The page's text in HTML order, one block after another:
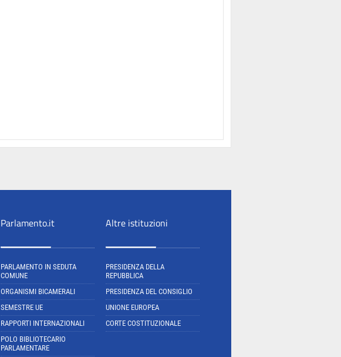
Parlamento.it
PARLAMENTO IN SEDUTA
COMUNE
ORGANISMI BICAMERALI
SEMESTRE UE
RAPPORTI INTERNAZIONALI
POLO BIBLIOTECARIO
PARLAMENTARE
Altre istituzioni
PRESIDENZA DELLA
REPUBBLICA
PRESIDENZA DEL CONSIGLIO
UNIONE EUROPEA
CORTE COSTITUZIONALE